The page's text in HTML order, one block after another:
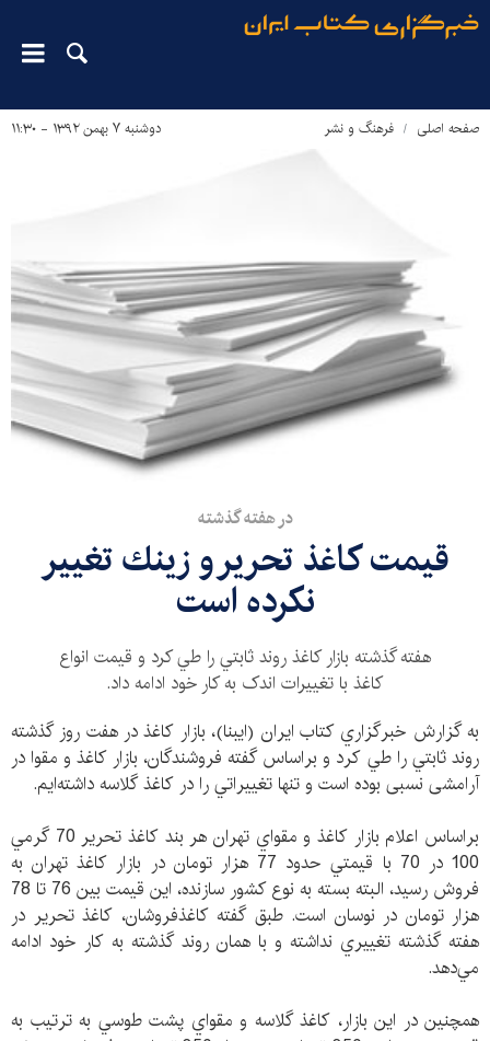
صفحه اصلی فرهنگ و نشر دوشنبه ۷ بهمن ۱۳۹۲ - ۱۱:۳۰
در هفته گذشته
قيمت كاغذ تحرير و زينك تغيير
نكرده است
هفته گذشته بازار كاغذ روند ثابتي را طي كرد و قيمت انواع
كاغذ با تغيیرات اندک به كار خود ادامه داد.
به گزارش خبرگزاري كتاب ايران (ايبنا)‌، بازار كاغذ در هفت روز گذشته
روند ثابتي را طي كرد و براساس گفته فروشندگان، بازار کاغذ و مقوا در
آرامشی نسبی بوده است و تنها تغييراتي را در كاغذ گلاسه داشته‌ايم.
براساس اعلام بازار كاغذ و مقواي تهران هر بند كاغذ تحرير 70 گرمي
100 در 70 با قيمتي حدود 77 هزار تومان در بازار كاغذ تهران به
فروش رسيد، البته بسته به نوع كشور سازنده، اين قيمت بين 76 تا 78
هزار تومان در نوسان است. طبق گفته كاغذفروشان، كاغذ تحرير در
هفته گذشته تغييري نداشته و با همان روند گذشته به كار خود ادامه
مي‌دهد.
همچنين در اين بازار، كاغذ گلاسه و مقواي پشت طوسي به ترتيب به